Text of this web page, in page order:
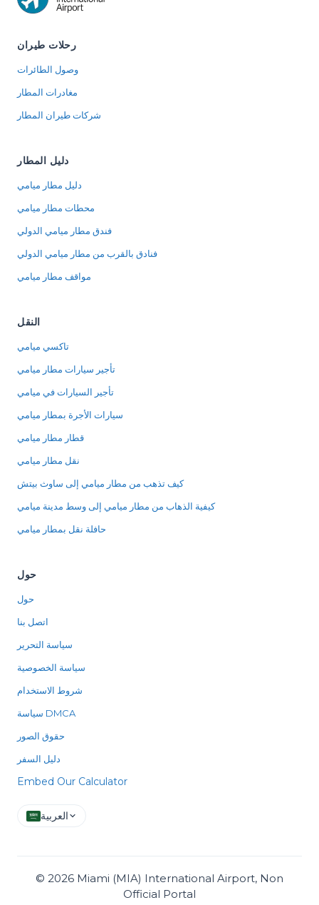
رحلات طيران
وصول الطائرات
مغادرات المطار
شركات طيران المطار
دليل المطار
دليل مطار ميامي
محطات مطار ميامي
فندق مطار ميامي الدولي
فنادق بالقرب من مطار ميامي الدولي
مواقف مطار ميامي
النقل
تاكسي ميامي
تأجير سيارات مطار ميامي
تأجير السيارات في ميامي
سيارات الأجرة بمطار ميامي
قطار مطار ميامي
نقل مطار ميامي
كيف تذهب من مطار ميامي إلى ساوث بيتش
كيفية الذهاب من مطار ميامي إلى وسط مدينة ميامي
حافلة نقل بمطار ميامي
حول
حول
اتصل بنا
سياسة التحرير
سياسة الخصوصية
شروط الاستخدام
سياسة DMCA
حقوق الصور
دليل السفر
Embed Our Calculator
العربية
© 2026 Miami (MIA) International Airport, Non
Official Portal